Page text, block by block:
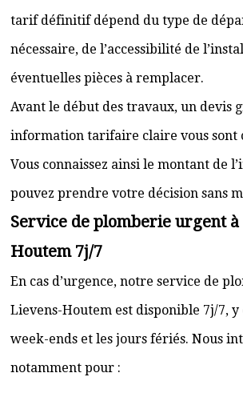
tarif définitif dépend du type de
nécessaire, de l’accessibilité de
éventuelles pièces à remplacer.
Avant le début des travaux, un devis
information tarifaire claire vous sont
Vous connaissez ainsi le montant de
pouvez prendre votre décision sans
Service de plomberie urgent
Houtem 7j/7
En cas d’urgence, notre service de
Lievens-Houtem est disponible 7j/7, y
week-ends et les jours fériés. Nous
notamment pour :